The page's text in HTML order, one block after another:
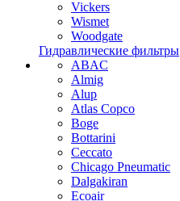
Vickers
Wismet
Woodgate
Гидравлические фильтры
ABAC
Almig
Alup
Atlas Copco
Boge
Bottarini
Ceccato
Chicago Pneumatic
Dalgakiran
Ecoair